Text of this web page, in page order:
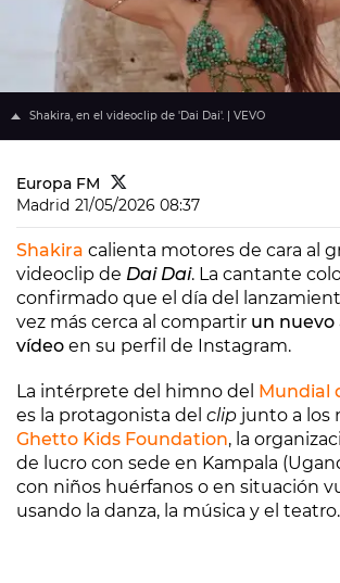
Shakira, en el videoclip de 'Dai Dai'. | VEVO
Europa FM
Madrid 21/05/2026 08:37
Shakira calienta motores de cara al
videoclip de Dai Dai. La cantante
confirmado que el día del
vez más cerca al compartir un nuevo
vídeo en su perfil de Instagram.
La intérprete del himno del Mundial
es la protagonista del clip junto a los
Ghetto Kids Foundation, la
de lucro con sede en Kampala
con niños huérfanos o en situación
usando la danza, la música y el teatro.